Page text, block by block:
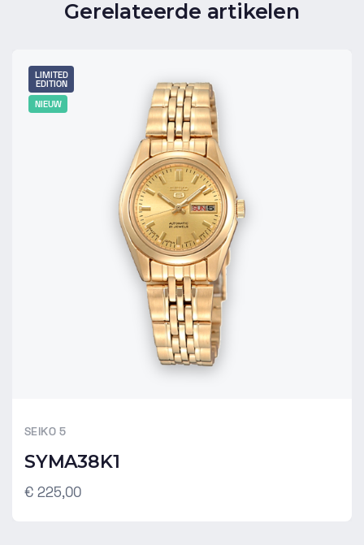
Gerelateerde artikelen
LIMITED
EDITION
NIEUW
SEIKO 5
SYMA38K1
€ 225,00